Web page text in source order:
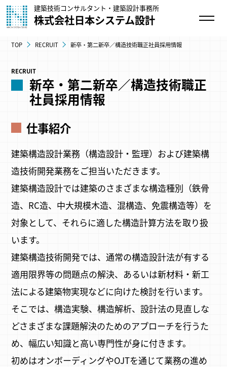
建築技術コンサルタント・建築設計事務所
株式会社日本システム設計
TOP RECRUIT 新卒・第二新卒／構造技術職正社員採用情報
RECRUIT
新卒・第二新卒／構造技術職正
社員採用情報
仕事紹介
建築構造設計業務（構造設計・監理）および建築構
造技術開発業務をご担当いただきます。
建築構造設計では建築のさまざまな構造種別（鉄骨
造、RC造、中大規模木造、混構造、免震構造等）を
対象として、それらに適した構造計算方法を取り扱
います。
建築構造技術開発では、通常の構造設計法が有する
適用限界等の問題点の解決、あるいは新材料・新工
法による建築物実現などに向けた検討を行います。
そこでは、構造実験、構造解析、設計法の見直しな
どさまざまな課題解決のためのアプローチを行うた
め、幅広い知識と高い専門性が身に付きます。
初めはオンボーディングやOJTを通じて業務の進め